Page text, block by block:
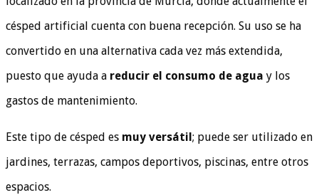
césped artificial cuenta con buena recepción. Su uso se ha
convertido en una alternativa cada vez más extendida,
puesto que ayuda a reducir el consumo de agua y los
gastos de mantenimiento.
Este tipo de césped es muy versátil; puede ser utilizado en
jardines, terrazas, campos deportivos, piscinas, entre otros
espacios.